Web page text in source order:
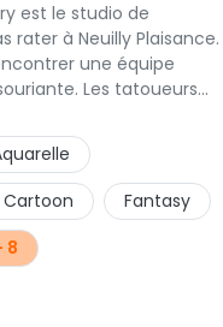
est le studio de
rater à Neuilly Plaisance.
une équipe
Les tatoueurs
semi-réaliste, manga-
fins. Foncez !
Cartoon
Fantasy
8